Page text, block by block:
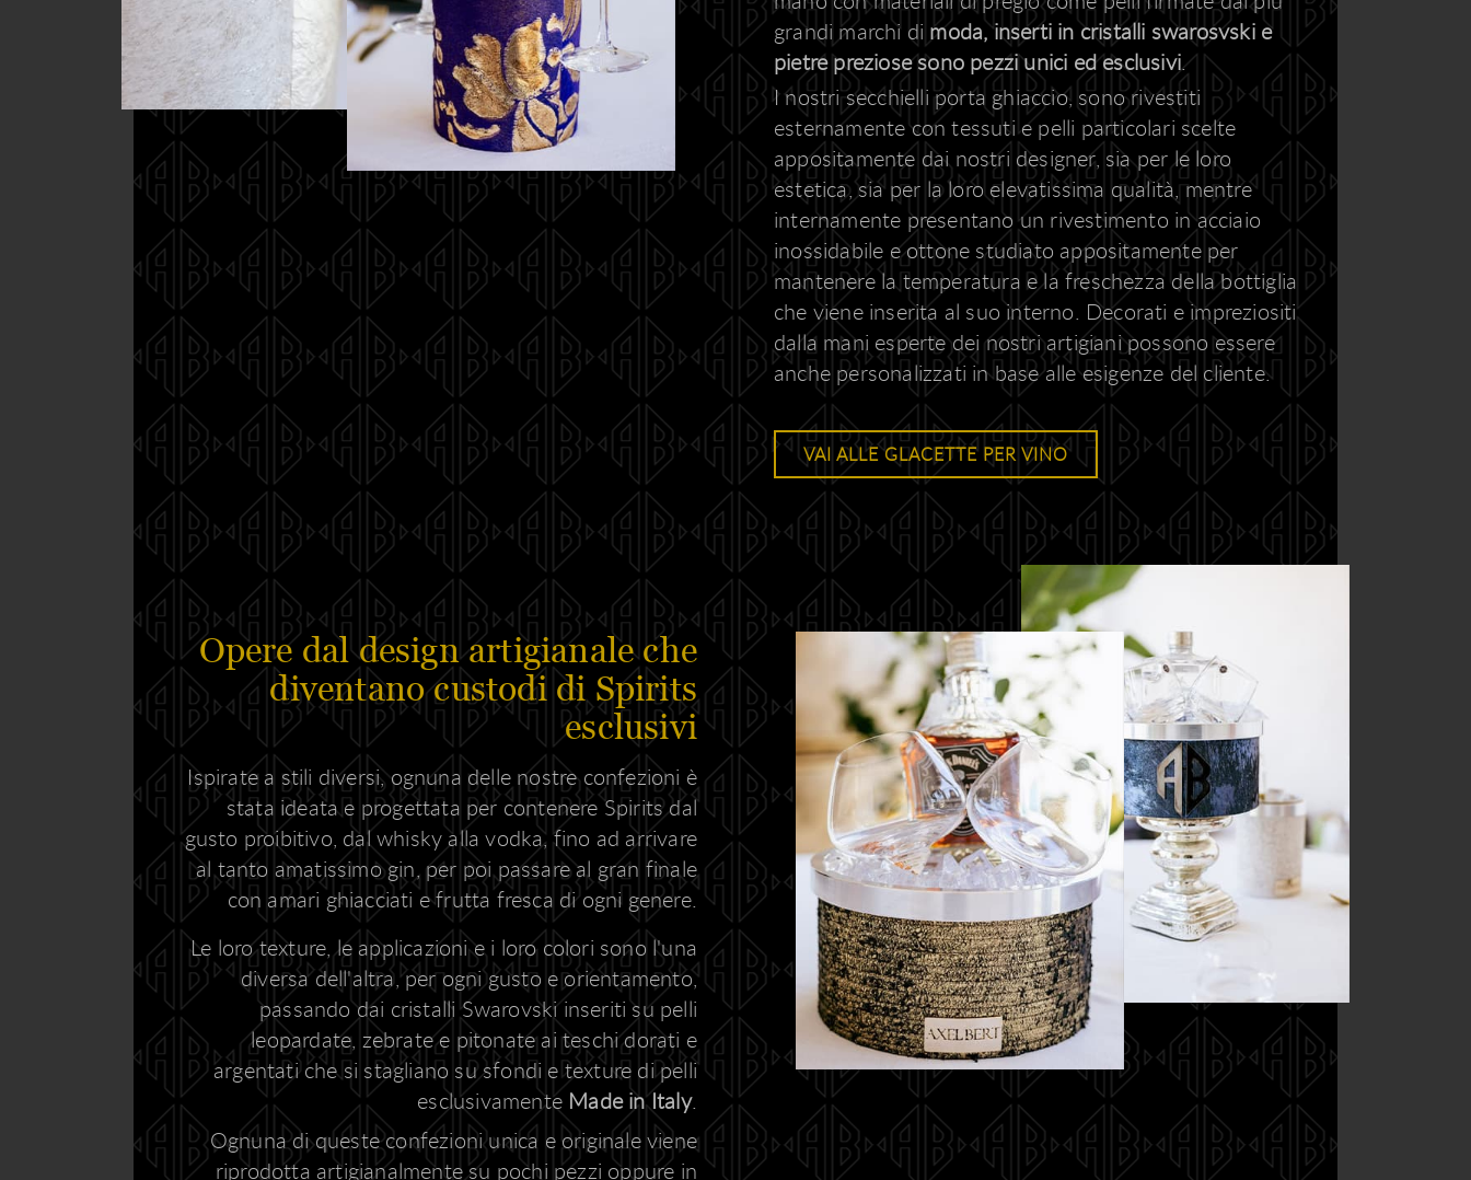
grandi marchi di moda, inserti in cristalli swarosvski e
pietre preziose sono pezzi unici ed esclusivi.
I nostri secchielli porta ghiaccio, sono rivestiti
esternamente con tessuti e pelli particolari scelte
appositamente dai nostri designer, sia per le loro
estetica, sia per la loro elevatissima qualità, mentre
internamente presentano un rivestimento in acciaio
inossidabile e ottone studiato appositamente per
mantenere la temperatura e la freschezza della bottiglia
che viene inserita al suo interno. Decorati e impreziositi
dalla mani esperte dei nostri artigiani possono essere
anche personalizzati in base alle esigenze del cliente.
VAI ALLE GLACETTE PER VINO
Opere dal design artigianale che
diventano custodi di Spirits
esclusivi
Ispirate a stili diversi, ognuna delle nostre confezioni è
stata ideata e progettata per contenere Spirits dal
gusto proibitivo, dal whisky alla vodka, fino ad arrivare
al tanto amatissimo gin, per poi passare al gran finale
con amari ghiacciati e frutta fresca di ogni genere.
Le loro texture, le applicazioni e i loro colori sono l'una
diversa dell'altra, per ogni gusto e orientamento,
passando dai cristalli Swarovski inseriti su pelli
leopardate, zebrate e pitonate ai teschi dorati e
argentati che si stagliano su sfondi e texture di pelli
esclusivamente Made in Italy.
Ognuna di queste confezioni unica e originale viene
riprodotta artigianalmente su pochi pezzi oppure in